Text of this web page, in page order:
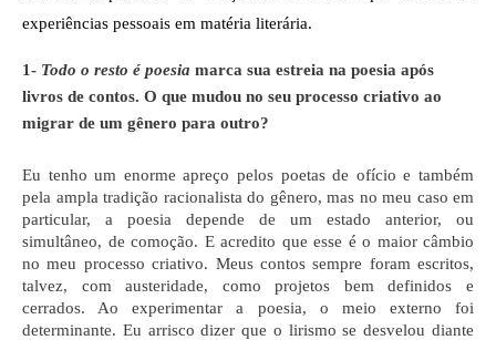
experiências pessoais em matéria literária.
1- Todo o resto é poesia marca sua estreia na poesia após
livros de contos. O que mudou no seu processo criativo ao
migrar de um gênero para outro?
Eu tenho um enorme apreço pelos poetas de ofício e também
pela ampla tradição racionalista do gênero, mas no meu caso em
particular, a poesia depende de um estado anterior, ou
simultâneo, de comoção. E acredito que esse é o maior câmbio
no meu processo criativo. Meus contos sempre foram escritos,
talvez, com austeridade, como projetos bem definidos e
cerrados. Ao experimentar a poesia, o meio externo foi
determinante. Eu arrisco dizer que o lirismo se desvelou diante